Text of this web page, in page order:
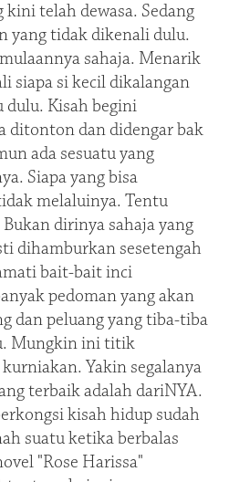
kini telah dewasa. Sedang
yang tidak dikenali dulu.
sahaja. Menarik
siapa si kecil dikalangan
dulu. Kisah begini
ditonton dan didengar bak
ada sesuatu yang
Siapa yang bisa
melaluinya. Tentu
dirinya sahaja yang
dihamburkan sesetengah
bait-bait inci
pedoman yang akan
dan peluang yang tiba-tiba
Mungkin ini titik
Yakin segalanya
terbaik adalah dariNYA.
kisah hidup sudah
suatu ketika berbalas
"Rose Harissa"